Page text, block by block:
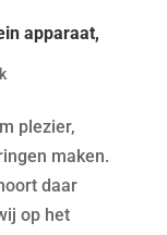
apparaat,
plezier,
maken.
daar
op het